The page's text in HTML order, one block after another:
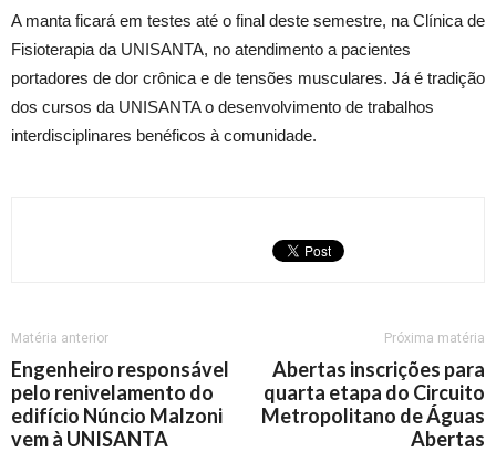
A manta ficará em testes até o final deste semestre, na Clínica de
Fisioterapia da UNISANTA, no atendimento a pacientes
portadores de dor crônica e de tensões musculares. Já é tradição
dos cursos da UNISANTA o desenvolvimento de trabalhos
interdisciplinares benéficos à comunidade.
Matéria anterior
Engenheiro responsável
pelo renivelamento do
edifício Núncio Malzoni
vem à UNISANTA
Próxima matéria
Abertas inscrições para
quarta etapa do Circuito
Metropolitano de Águas
Abertas